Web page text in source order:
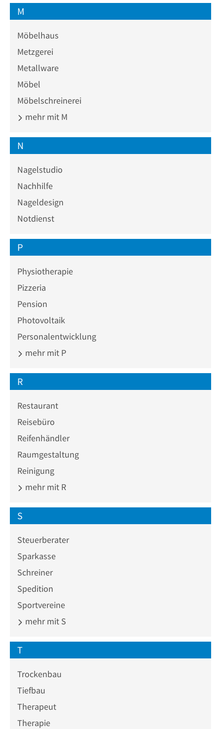
M
Möbelhaus
Metzgerei
Metallware
Möbel
Möbelschreinerei
mehr mit M
N
Nagelstudio
Nachhilfe
Nageldesign
Notdienst
P
Physiotherapie
Pizzeria
Pension
Photovoltaik
Personalentwicklung
mehr mit P
R
Restaurant
Reisebüro
Reifenhändler
Raumgestaltung
Reinigung
mehr mit R
S
Steuerberater
Sparkasse
Schreiner
Spedition
Sportvereine
mehr mit S
T
Trockenbau
Tiefbau
Therapeut
Therapie